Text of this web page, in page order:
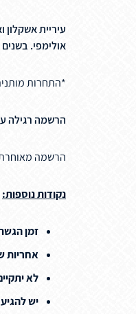
עיריית
אולימפי.
*התחרות
הרשמה רגילה עד 30.04.2024 שעה 00:00
הרשמה מאוחרת עד 15.05.2024 שעה
נקודות נוספות:
זמן
אחריות
לא
יש להגיע לקו הזינוק 10 דקות לפני